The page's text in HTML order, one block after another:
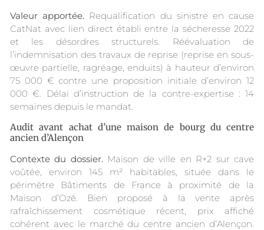
Valeur apportée. Requalification du sinistre en cause
CatNat avec lien direct établi entre la sécheresse 2022
et les désordres structurels. Réévaluation de
l’indemnisation des travaux de reprise (reprise en sous-
œuvre partielle, ragréage, enduits) à hauteur d’environ
75 000 € contre une proposition initiale d’environ 12
000 €. Délai d’instruction de la contre-expertise : 14
semaines depuis le mandat.
Audit avant achat d’une maison de bourg du centre
ancien d’Alençon
Contexte du dossier. Maison de ville en R+2 sur cave
voûtée, environ 145 m² habitables, située dans le
périmètre Bâtiments de France à proximité de la
Maison d’Ozé. Bien proposé à la vente après
rafraîchissement cosmétique récent, prix affiché
cohérent avec le marché du centre ancien d’Alençon.